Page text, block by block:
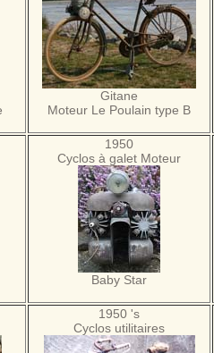
Gitane
Moteur Le Poulain type B
1950
Cyclos à galet Moteur
Baby Star
1950 's
Cyclos utilitaires